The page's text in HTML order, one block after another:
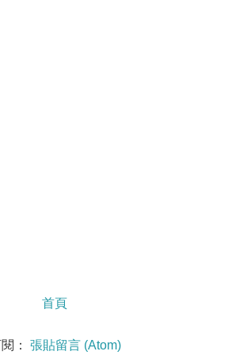
首頁
： 張貼留言 (Atom)